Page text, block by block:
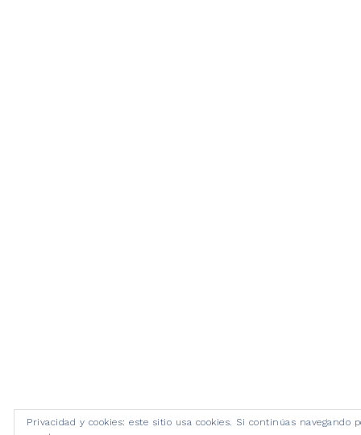
Privacidad y cookies: este sitio usa cookies. Si continúas navegando